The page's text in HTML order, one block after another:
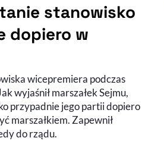
stanowisko
dopiero w
wicepremiera podczas
wyjaśnił marszałek Sejmu,
przypadnie jego partii dopiero
marszałkiem. Zapewnił
do rządu.